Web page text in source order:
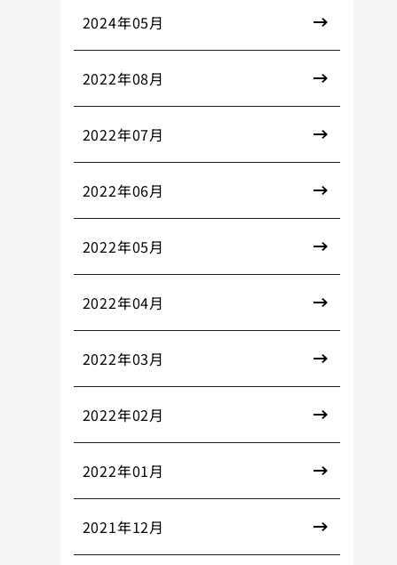
2024年05月
2022年08月
2022年07月
2022年06月
2022年05月
2022年04月
2022年03月
2022年02月
2022年01月
2021年12月